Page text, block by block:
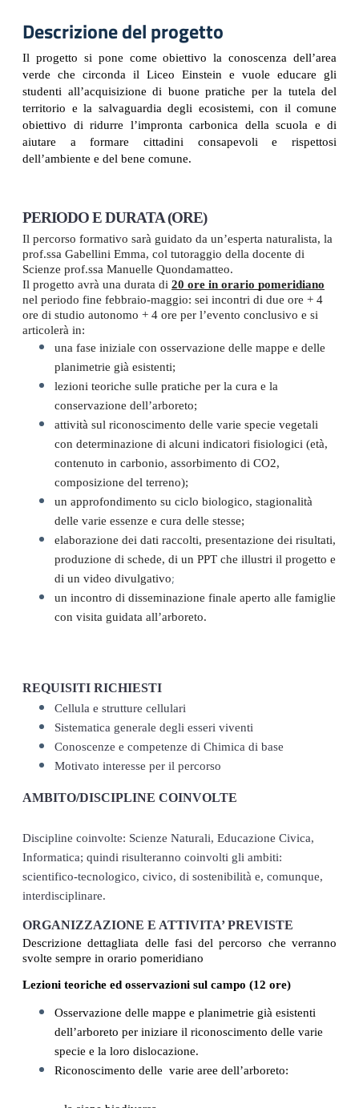
Descrizione del progetto
Il progetto si pone come obiettivo la conoscenza dell’area
verde che circonda il Liceo Einstein e vuole educare gli
studenti all’acquisizione di buone pratiche per la tutela del
territorio e la salvaguardia degli ecosistemi, con il comune
obiettivo di ridurre l’impronta carbonica della scuola e di
aiutare a formare cittadini consapevoli e rispettosi
dell’ambiente e del bene comune.
PERIODO E DURATA (ORE)
Il percorso formativo sarà guidato da un’esperta naturalista, la
prof.ssa Gabellini Emma, col tutoraggio della docente di
Scienze prof.ssa Manuelle Quondamatteo.
Il progetto avrà una durata di 20 ore in orario pomeridiano
nel periodo fine febbraio-maggio: sei incontri di due ore + 4
ore di studio autonomo + 4 ore per l’evento conclusivo e si
articolerà in:
una fase iniziale con osservazione delle mappe e delle
planimetrie già esistenti;
lezioni teoriche sulle pratiche per la cura e la
conservazione dell’arboreto;
attività sul riconoscimento delle varie specie vegetali
con determinazione di alcuni indicatori fisiologici (età,
contenuto in carbonio, assorbimento di CO2,
composizione del terreno);
un approfondimento su ciclo biologico, stagionalità
delle varie essenze e cura delle stesse;
elaborazione dei dati raccolti, presentazione dei risultati,
produzione di schede, di un PPT che illustri il progetto e
di un video divulgativo;
un incontro di disseminazione finale aperto alle famiglie
con visita guidata all’arboreto.
REQUISITI RICHIESTI
Cellula e strutture cellulari
Sistematica generale degli esseri viventi
Conoscenze e competenze di Chimica di base
Motivato interesse per il percorso
AMBITO/DISCIPLINE COINVOLTE
Discipline coinvolte: Scienze Naturali, Educazione Civica,
Informatica; quindi risulteranno coinvolti gli ambiti:
scientifico-tecnologico, civico, di sostenibilità e, comunque,
interdisciplinare.
ORGANIZZAZIONE E ATTIVITA’ PREVISTE
Descrizione dettagliata delle fasi del percorso che verranno
svolte sempre in orario pomeridiano
Lezioni teoriche ed osservazioni sul campo (12 ore)
Osservazione delle mappe e planimetrie già esistenti
dell’arboreto per iniziare il riconoscimento delle varie
specie e la loro dislocazione.
Riconoscimento delle  varie aree dell’arboreto: